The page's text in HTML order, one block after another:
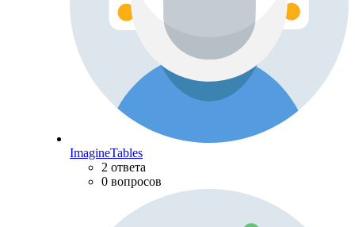
ImagineTables
2 ответа
0 вопросов